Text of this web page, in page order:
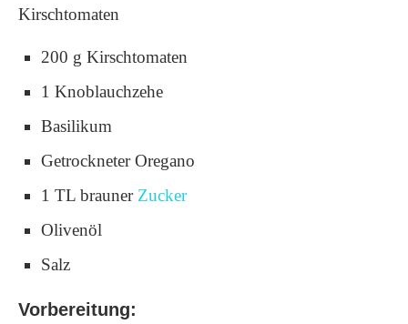
Kirschtomaten
200 g Kirschtomaten
1 Knoblauchzehe
Basilikum
Getrockneter Oregano
1 TL brauner Zucker
Olivenöl
Salz
Vorbereitung: